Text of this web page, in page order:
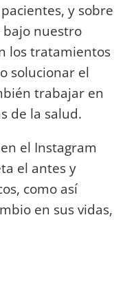
y sobre
nuestro
los tratamientos
solucionar el
trabajar en
de la salud.
el Instagram
el antes y
como así
en sus vidas,